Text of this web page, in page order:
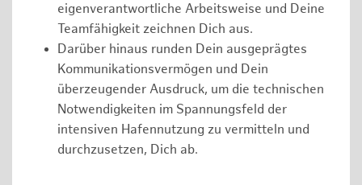
eigenverantwortliche Arbeitsweise und Deine
Teamfähigkeit zeichnen Dich aus.
Darüber hinaus runden Dein ausgeprägtes
Kommunikationsvermögen und Dein
überzeugender Ausdruck, um die technischen
Notwendigkeiten im Spannungsfeld der
intensiven Hafennutzung zu vermitteln und
durchzusetzen, Dich ab.